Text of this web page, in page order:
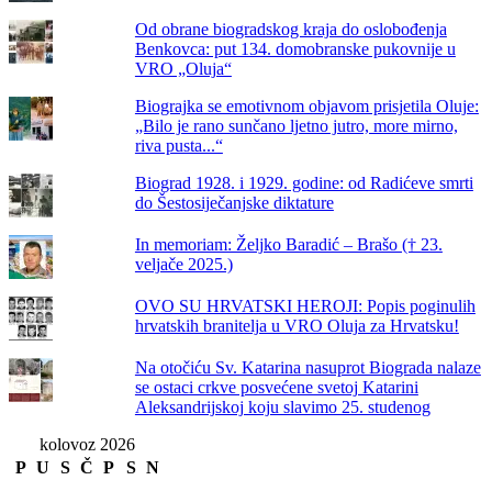
Od obrane biogradskog kraja do oslobođenja
Benkovca: put 134. domobranske pukovnije u
VRO „Oluja“
Biograjka se emotivnom objavom prisjetila Oluje:
„Bilo je rano sunčano ljetno jutro, more mirno,
riva pusta...“
Biograd 1928. i 1929. godine: od Radićeve smrti
do Šestosiječanjske diktature
In memoriam: Željko Baradić – Brašo († 23.
veljače 2025.)
OVO SU HRVATSKI HEROJI: Popis poginulih
hrvatskih branitelja u VRO Oluja za Hrvatsku!
Na otočiću Sv. Katarina nasuprot Biograda nalaze
se ostaci crkve posvećene svetoj Katarini
Aleksandrijskoj koju slavimo 25. studenog
kolovoz 2026
P U S Č P S N